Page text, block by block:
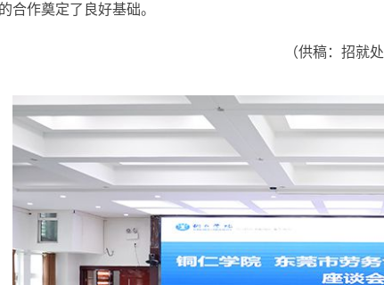
合作奠定了良好基础。
（供稿：招就处